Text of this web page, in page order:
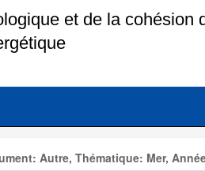
Autre, Thématique: Mer,